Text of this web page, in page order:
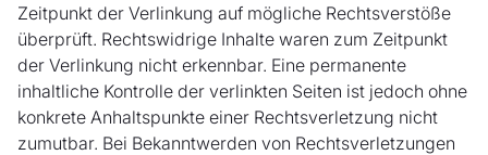
Zeitpunkt der Verlinkung auf mögliche Rechtsverstöße
überprüft. Rechtswidrige Inhalte waren zum Zeitpunkt
der Verlinkung nicht erkennbar. Eine permanente
inhaltliche Kontrolle der verlinkten Seiten ist jedoch ohne
konkrete Anhaltspunkte einer Rechtsverletzung nicht
zumutbar. Bei Bekanntwerden von Rechtsverletzungen